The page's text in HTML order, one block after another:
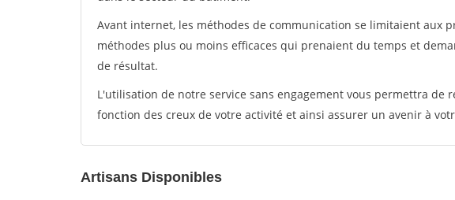
Avant internet, les méthodes de communication se limitaient aux
méthodes plus ou moins efficaces qui prenaient du temps et
de résultat.
L'utilisation de notre service sans engagement vous permettra de
fonction des creux de votre activité et ainsi assurer un avenir à
Artisans Disponibles